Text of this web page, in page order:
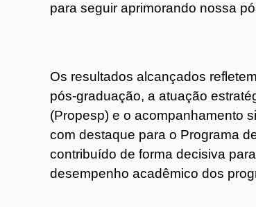
para seguir aprimorando nossa
Os resultados alcançados
pós-graduação, a atuação
(Propesp) e o acompanhamento
com destaque para o Programa
contribuído de forma decisiva
desempenho acadêmico dos